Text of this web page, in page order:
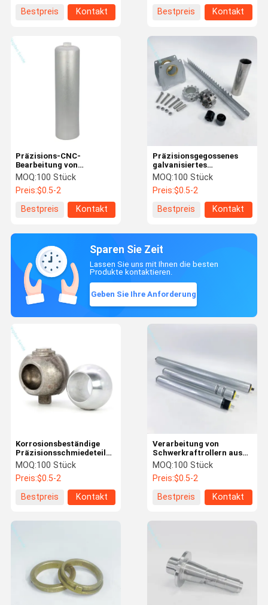
Bestpreis
Kontakt
Bestpreis
Kontakt
Präzisions-CNC-
Bearbeitung von
Aluminiumröhren für
zylindrische Teile
MOQ:100 Stück
Preis:$0.5-2
Bestpreis
Kontakt
Präzisionsgegossenes
galvanisiertes
Stahlschiebegerät für die
Sonnenventilation im
Gewächshaus
MOQ:100 Stück
Preis:$0.5-2
Bestpreis
Kontakt
Sparen Sie Zeit
Lassen Sie uns mit Ihnen die besten
Produkte kontaktieren.
Geben Sie Ihre Anforderung
Verarbeitung von
Schwerkraftrollern aus
Edelstahl für
Fördersysteme
MOQ:100 Stück
Preis:$0.5-2
Bestpreis
Kontakt
Korrosionsbeständige
Präzisionsschmiedeteile
aus Aluminium für
industrielle Anwendungen
MOQ:100 Stück
Preis:$0.5-2
Bestpreis
Kontakt